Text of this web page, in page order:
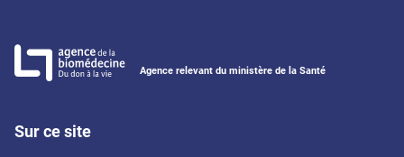
Agence relevant du ministère de la Santé
Sur ce site